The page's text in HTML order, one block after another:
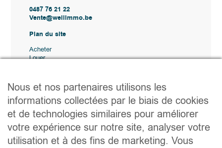
0487 76 21 22
Vente@wellimmo.be
Plan du site
Acheter
Louer
Contact
Liens utiles
Conseils pratiques pour vendre ou louer
Préparer un déménagement
Documents utiles
Notaire.be
Nous et nos partenaires utilisons les
informations collectées par le biais de cookies
et de technologies similaires pour améliorer
votre expérience sur notre site, analyser votre
utilisation et à des fins de marketing. Vous